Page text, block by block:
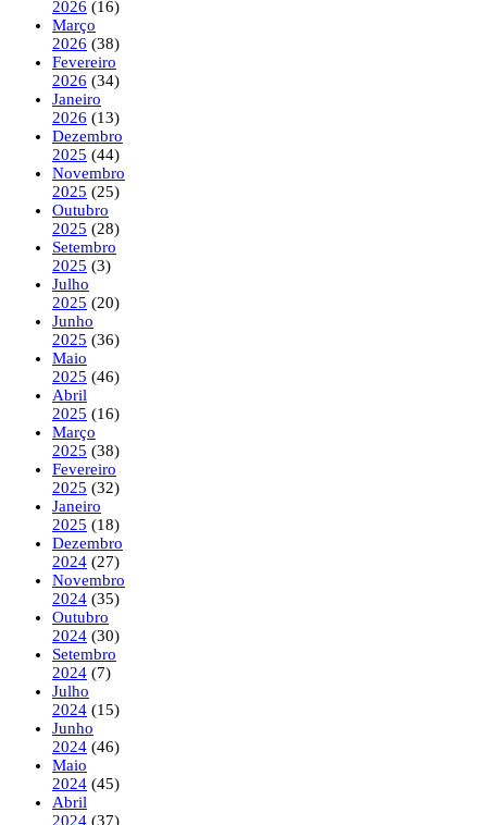
2026 (16)
Março
2026 (38)
Fevereiro
2026 (34)
Janeiro
2026 (13)
Dezembro
2025 (44)
Novembro
2025 (25)
Outubro
2025 (28)
Setembro
2025 (3)
Julho
2025 (20)
Junho
2025 (36)
Maio
2025 (46)
Abril
2025 (16)
Março
2025 (38)
Fevereiro
2025 (32)
Janeiro
2025 (18)
Dezembro
2024 (27)
Novembro
2024 (35)
Outubro
2024 (30)
Setembro
2024 (7)
Julho
2024 (15)
Junho
2024 (46)
Maio
2024 (45)
Abril
2024 (37)